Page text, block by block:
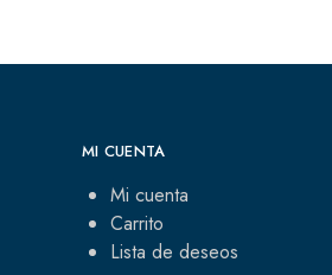
MI CUENTA
Mi cuenta
Carrito
Lista de deseos